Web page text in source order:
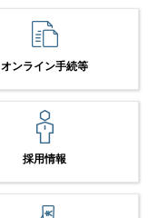
オンライン手続等
採用情報